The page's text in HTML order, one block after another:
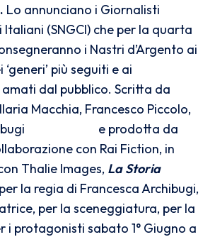
Lo annunciano i Giornalisti
(SNGCI) che per la quarta
i Nastri d’Argento ai
più seguiti e ai
dal pubblico. Scritta da
Macchia, Francesco Piccolo,
e prodotta da
con Rai Fiction, in
Thalie Images, La Storia
la regia di Francesca Archibugi,
per la sceneggiatura, per la
i protagonisti sabato 1° Giugno a